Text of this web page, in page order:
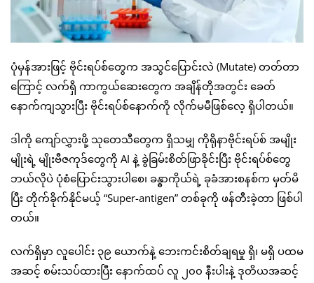
ပုံမှန်အားဖြင့် ဗိုင်းရပ်စ်တွေက အသွင်ပြောင်းလဲ (Mutate) တတ်တာ
ကြောင့် လက်ရှိ ကာကွယ်ဆေးတွေက အချိန်တိုအတွင်း ခေတ်
နောက်ကျသွားပြီး ဗိုင်းရပ်စ်နောက်ကို လိုက်မမီဖြစ်လေ့ ရှိပါတယ်။
ဒါကို ကျော်လွှားဖို့ သုတေသီတွေက ရှိသမျှ ကိုရိုနာဗိုင်းရပ်စ် အမျိုး
မျိုးရဲ့ မျိုးဗီဇကုဒ်တွေကို AI နဲ့ ခွဲခြမ်းစိတ်ဖြာခိုင်းပြီး ဗိုင်းရပ်စ်တွေ
ဘယ်လိုပဲ ပုံစံပြောင်းသွားပါစေ၊ ခန္ဓာကိုယ်ရဲ့ ခုခံအားစနစ်က မှတ်မိ
ပြီး တိုက်ခိုက်နိုင်မယ့် “Super-antigen” တစ်ခုကို ဖန်တီးခဲ့တာ ဖြစ်ပါ
တယ်။
လက်ရှိမှာ လူပေါင်း ၃၉ ယောက်နဲ့ ဘေးကင်းစိတ်ချရမှု ရှိ၊ မရှိ ပထမ
အဆင့် စမ်းသပ်ထားပြီး နောက်ထပ် လူ ၂၀၀ နီးပါးနဲ့ ဒုတိယအဆင့်